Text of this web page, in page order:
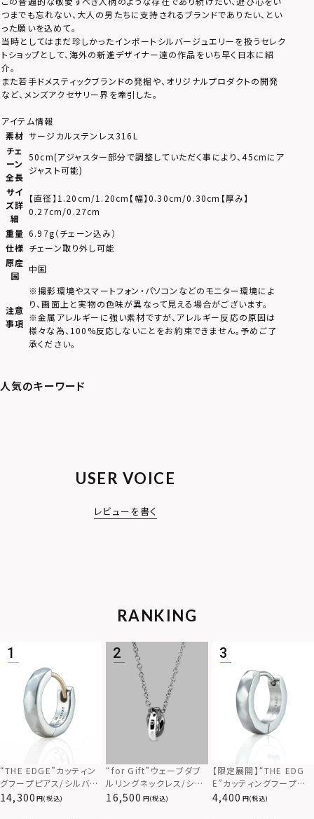
つまでも忘れない、大人の男たちに支持されるブランドでありたい、とい
った願いを込めて。
当時としてはまだ珍しかったインポートシルバージュエリーを扱うセレク
トショップとして、海外の新進デザイナー達の作品をいち早く日本に紹
介。
また若手ドメスティックブランドの発掘や、オリジナルプロダクトの開発
など、メンズアクセサリー界を牽引した。
アイテム情報
素材 サージカルステンレス316L
チェ
ーン
全長
50cm(アジャスター部分で調整していただく事により、45cmにア
ジャスト可能)
サイ
ズ詳
細
【直径】1.20cm/1.20cm【幅】0.30cm/0.30cm【厚み】
0.27cm/0.27cm
重量 6.97g（チェーン込み）
仕様 チェーン取り外し可能
原産
国
中国
注意
事項
※撮影環境やスマートフォン・パソコンなどのモニター環境によ
り、画面上と実物の色味が異なって見える場合がございます。
※金属アレルギーに強い素材ですが、アレルギー反応の原因は
様々な為、100%反応しないことをお約束できません。予めご了
承ください。
USER VOICE
レビューを書く
RANKING
“THE EDGE”カッティン
グフープピアス/シルバー
925
14,300 (税込)
“for Gift”ウェーブダブ
ルリングネックレス/シル
バー×ブラック/シルバー
16,500 (税込)
【限定展開】“THE EDG
E”カッティングフープピ
アス/サージカルステンレ
4,400 (税込)